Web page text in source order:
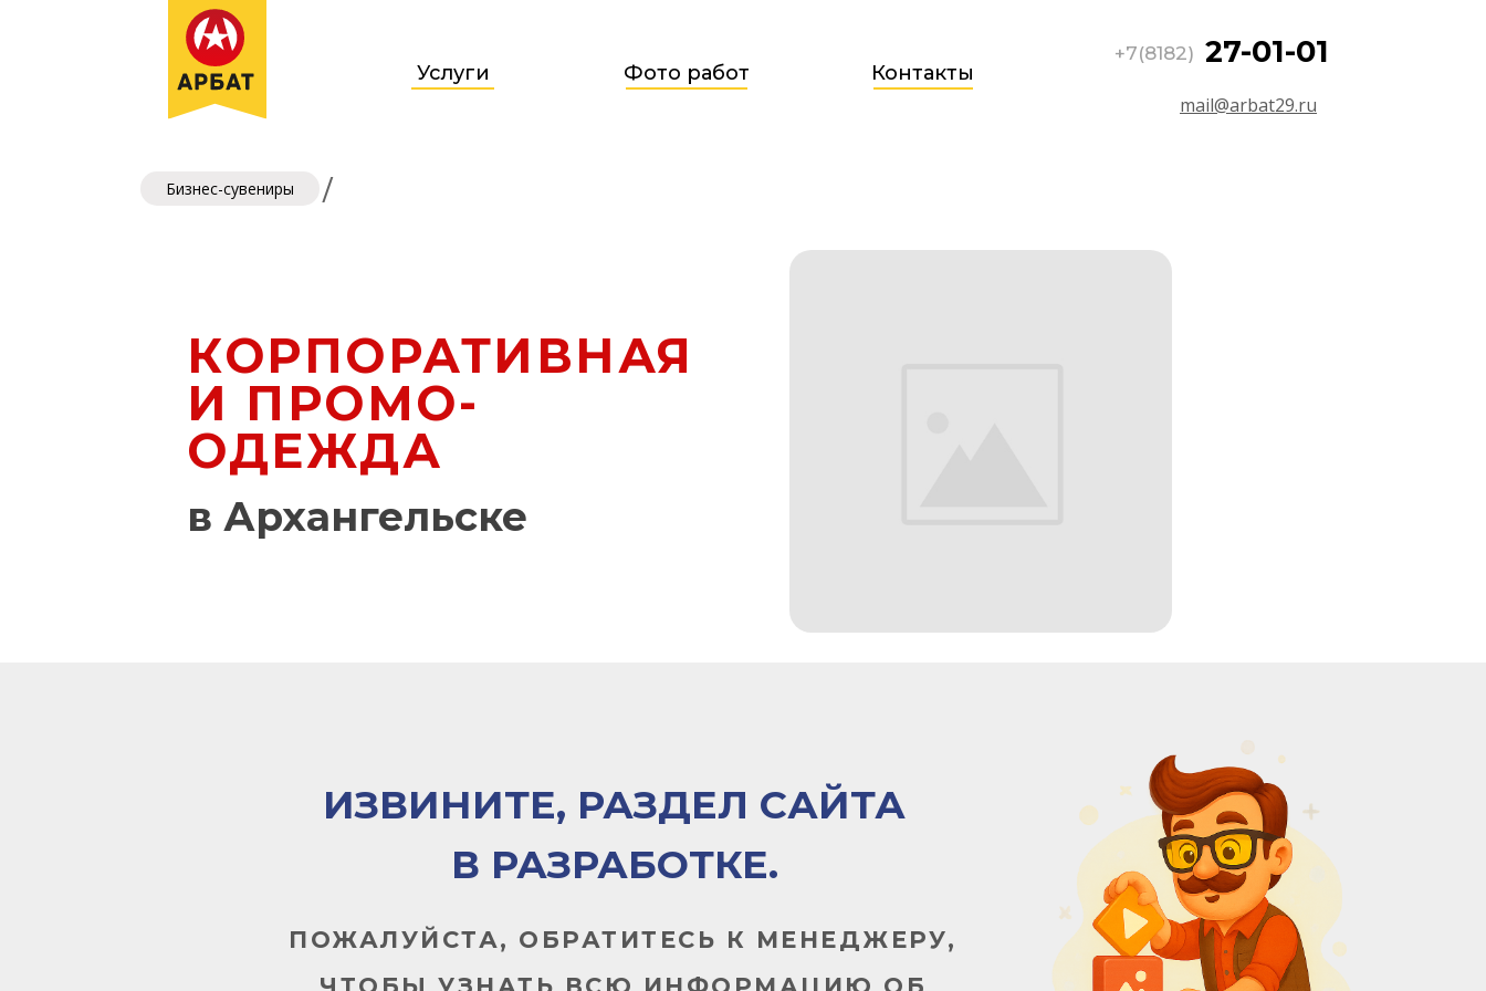
Услуги Фото работ
Контакты
mail@arbat29.ru
27-01-01
+7(8182)
/
Бизнес-сувениры
КОРПОРАТИВНАЯ
И ПРОМО-
ОДЕЖДА
в Архангельске
ПОЖАЛУЙСТА, ОБРАТИТЕСЬ К МЕНЕДЖЕРУ,
ИЗВИНИТЕ, РАЗДЕЛ САЙТА
В РАЗРАБОТКЕ.